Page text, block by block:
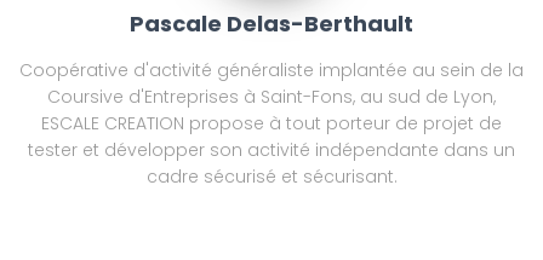
Pascale Delas-Berthault
Coopérative d'activité généraliste implantée au sein de la
Coursive d'Entreprises à Saint-Fons, au sud de Lyon,
ESCALE CREATION propose à tout porteur de projet de
tester et développer son activité indépendante dans un
cadre sécurisé et sécurisant.